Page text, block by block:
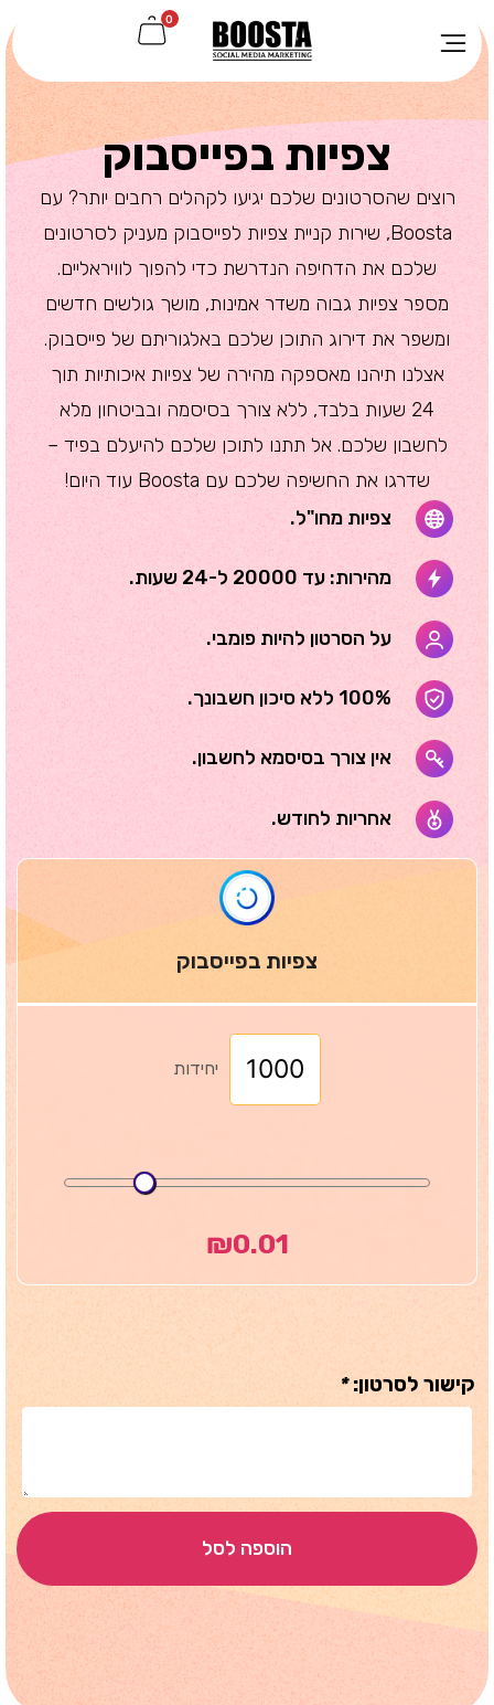
0
צפיות בפייסבוק
רוצים שהסרטונים שלכם יגיעו לקהלים רחבים יותר? עם
Boosta, שירות קניית צפיות לפייסבוק מעניק לסרטונים
שלכם את הדחיפה הנדרשת כדי להפוך לוויראליים.
מספר צפיות גבוה משדר אמינות, מושך גולשים חדשים
ומשפר את דירוג התוכן שלכם באלגוריתם של פייסבוק.
אצלנו תיהנו מאספקה מהירה של צפיות איכותיות תוך
24 שעות בלבד, ללא צורך בסיסמה ובביטחון מלא
לחשבון שלכם. אל תתנו לתוכן שלכם להיעלם בפיד –
שדרגו את החשיפה שלכם עם Boosta עוד היום!
צפיות מחו"ל.
מהירות: עד 20000 ל-24 שעות.
על הסרטון להיות פומבי.
100% ללא סיכון חשבונך.
אין צורך בסיסמא לחשבון.
אחריות לחודש.
צפיות בפייסבוק
יחידות
₪0.01
קישור לסרטון:*
הוספה לסל